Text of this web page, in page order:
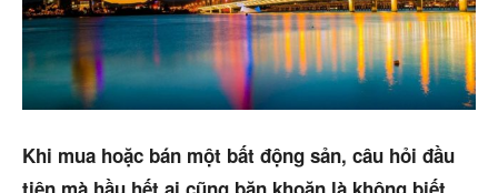
5/5(2 Reviews)
& tìm kiếm nhanh chóng hơn
Trang chủ
Khi mua hoặc bán một bất động sản, câu hỏi đầu